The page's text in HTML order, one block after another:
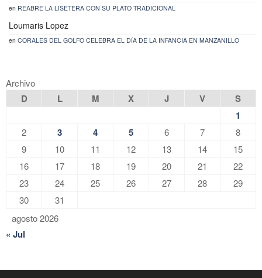
en REABRE LA LISETERA CON SU PLATO TRADICIONAL
Loumaris Lopez
en CORALES DEL GOLFO CELEBRA EL DÍA DE LA INFANCIA EN MANZANILLO
Archivo
agosto 2026
D L M X J V
S
1
2 3 4 5 6 7
8
9
10 11 12 13 14
15
16
17 18 19 20 21
22
23
24 25 26 27 28
29
30
31
« Jul